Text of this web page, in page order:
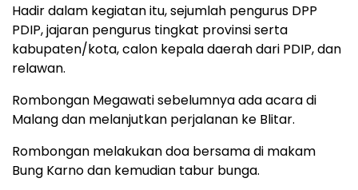
Hadir dalam kegiatan itu, sejumlah pengurus DPP
PDIP, jajaran pengurus tingkat provinsi serta
kabupaten/kota, calon kepala daerah dari PDIP, dan
relawan.
Rombongan Megawati sebelumnya ada acara di
Malang dan melanjutkan perjalanan ke Blitar.
Rombongan melakukan doa bersama di makam
Bung Karno dan kemudian tabur bunga.